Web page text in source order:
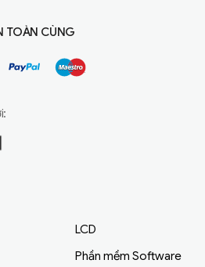
TOÀN CÙNG
LCD
Phần mềm Software